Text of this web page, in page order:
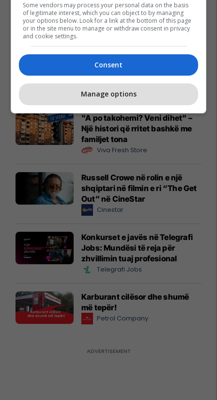
Reklamo këtu
"A po takohemi? Veni dihet" –
Një histori që rritet bashkë me
familjet tona
Viva Fresh Store
Russell Crowe në rolin e një
shqiptari në filmin e ri “The Get
Out” në CineStar
Cinestar
Konkurset e javës në Telegrafi
Jobs: Mundësi të reja për
zhvillimin tuaj profesional
Telegrafi Jobs
Karburant cilësor dhe shumë
më tepër!
Petrol Company
Some vendors may process your personal data on the basis
of legitimate interest, which you can object to by managing
your options below. Look for a link at the bottom of this page
or in the site menu to manage or withdraw consent in privacy
and cookie settings.
Consent
Manage options